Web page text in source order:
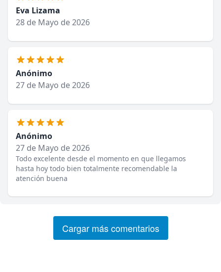
Eva Lizama
28 de Mayo de 2026
Anónimo
27 de Mayo de 2026
Anónimo
27 de Mayo de 2026
Todo excelente desde el momento en que llegamos
hasta hoy todo bien totalmente recomendable la
atención buena
Cargar más comentarios